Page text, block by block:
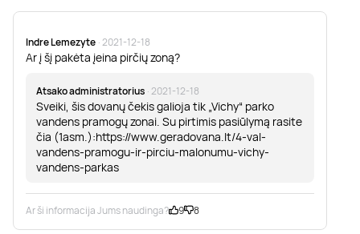
Indre Lemezyte · 2021-12-18
Ar į šį pakėta įeina pirčių zoną?
Atsako administratorius · 2021-12-18
Sveiki, šis dovanų čekis galioja tik „Vichy“ parko
vandens pramogų zonai. Su pirtimis pasiūlymą rasite
čia (1asm.):https://www.geradovana.lt/4-val-
vandens-pramogu-ir-pirciu-malonumu-vichy-
vandens-parkas
Ar ši informacija Jums naudinga? 9 8